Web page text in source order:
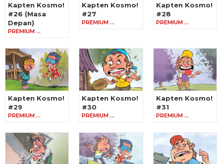
Kapten Kosmo!
#26 (Masa
Depan)
PREMIUM …
Kapten Kosmo!
#27
PREMIUM …
Kapten Kosmo!
#28
PREMIUM …
Kapten Kosmo!
#29
PREMIUM …
Kapten Kosmo!
#30
PREMIUM …
Kapten Kosmo!
#31
PREMIUM …